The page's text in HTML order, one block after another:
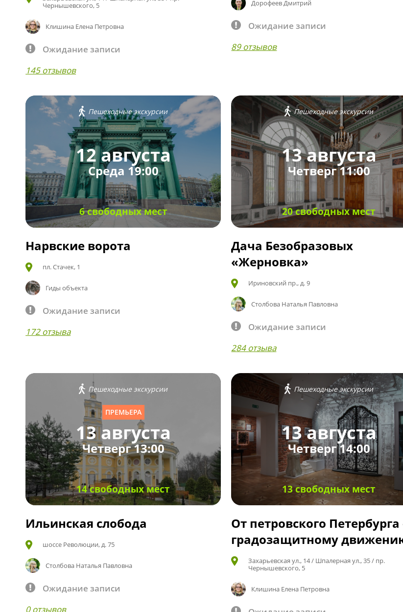
Чернышевского, 5
Клишина Елена Петровна
Ожидание записи
145 отзывов
Дорофеев Дмитрий
Ожидание записи
89 отзывов
Пешеходные экскурсии
12 августа
Среда 19:00
6 свободных мест
Нарвские ворота
пл. Стачек, 1
Гиды объекта
Ожидание записи
172 отзыва
Пешеходные экскурсии
13 августа
Четверг 11:00
20 свободных мест
Дача Безобразовых
«Жерновка»
Ириновский пр., д. 9
Столбова Наталья Павловна
Ожидание записи
284 отзыва
Пешеходные экскурсии
ПРЕМЬЕРА
13 августа
Четверг 13:00
14 свободных мест
Ильинская слобода
шоссе Революции, д. 75
Столбова Наталья Павловна
Ожидание записи
0 отзывов
Пешеходные экскурсии
13 августа
Четверг 14:00
13 свободных мест
От петровского
градозащитному
Захарьевская ул., 14 / Шпалерная ул., 35 / пр.
Чернышевского, 5
Клишина Елена Петровна